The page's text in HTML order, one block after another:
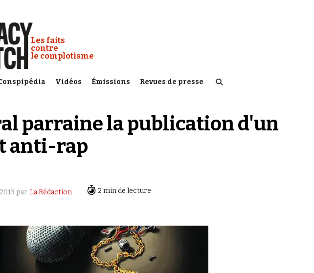
Conspiracy Watch :
Les faits
contre
le complotisme
Vidéos Émissions Revues de presse
parraine la publication d'un
anti-rap
par La Rédaction 2 min de lecture